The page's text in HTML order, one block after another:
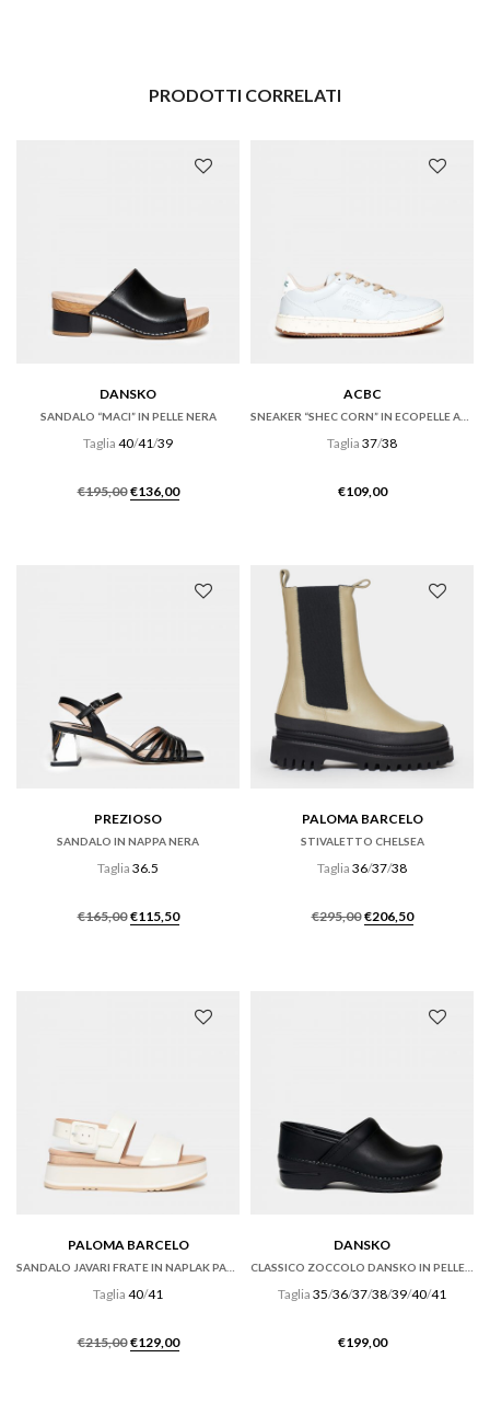
PRODOTTI CORRELATI
DANSKO
SANDALO “MACI” IN PELLE NERA
Taglia 40/41/39
€195,00 Il
€136,00Il
ACBC
SNEAKER “SHEC CORN” IN ECOPELLE AZZURRA
Taglia 37/38
€109,00
PREZIOSO
SANDALO IN NAPPA NERA
Taglia 36.5
€165,00 Il
€115,50Il
PALOMA BARCELO
STIVALETTO CHELSEA
Taglia 36/37/38
€295,00 Il
€206,50Il
PALOMA BARCELO
SANDALO JAVARI FRATE IN NAPLAK PANNA CON ZEPPA
Taglia 40/41
€215,00 Il
€129,00Il
DANSKO
CLASSICO ZOCCOLO DANSKO IN PELLE NERO OILED.
Taglia 35/36/37/38/39/40/41
€199,00